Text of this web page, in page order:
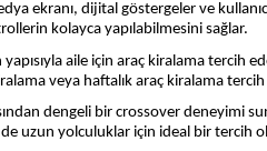
ekranı, dijital göstergeler ve
kolayca yapılabilmesini sağlar.
aile için araç kiralama tercih
veya haftalık araç kiralama
dengeli bir crossover
uzun yolculuklar için ideal bir tercih